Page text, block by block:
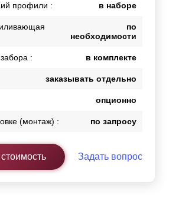
профили : в наборе
по
необходимости
: в комплекте
заказывать отдельно
опционно
(монтаж) : по запросу
Задать вопрос